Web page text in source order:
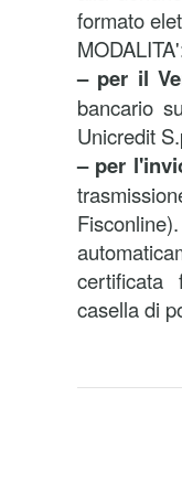
formato
– per il
bancario
Unicredit
– per
certificata
casella di